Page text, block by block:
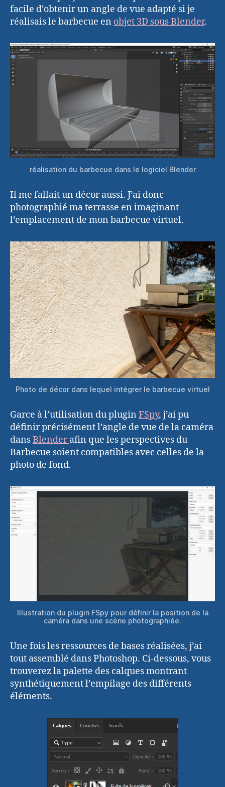
facile d’obtenir un angle de vue adapté si je
réalisais le barbecue en objet 3D sous Blender.
réalisation du barbecue dans le logiciel Blender
Il me fallait un décor aussi. J’ai donc
photographié ma terrasse en imaginant
l’emplacement de mon barbecue virtuel.
Photo de décor dans lequel intégrer le barbecue virtuel
Garce à l’utilisation du plugin FSpy, j’ai pu
définir précisément l’angle de vue de la caméra
dansBlenderafin que les perspectives du
Barbecue soient compatibles avec celles de la
photo de fond.
Illustration du plugin FSpy pour définir la position de la
caméra dans une scène photographiée.
Une fois les ressources de bases réalisées, j’ai
tout assemblé dans Photoshop. Ci-dessous, vous
trouverez la palette des calques montrant
synthétiquement l’empilage des différents
éléments.